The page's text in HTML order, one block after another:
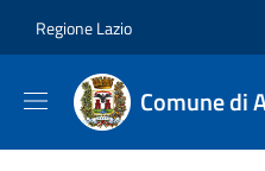
Regione Lazio
Comune di